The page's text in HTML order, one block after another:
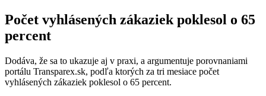
Počet vyhlásených zákaziek poklesol o 65
percent
Dodáva, že sa to ukazuje aj v praxi, a argumentuje porovnaniami
portálu Transparex.sk, podľa ktorých za tri mesiace počet
vyhlásených zákaziek poklesol o 65 percent.